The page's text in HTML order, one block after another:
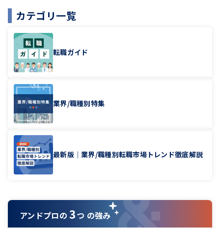
カテゴリ一覧
転職ガイド
業界/職種別特集
最新版｜業界/職種別転職市場トレンド徹底解説
アンドプロの3つ の強み